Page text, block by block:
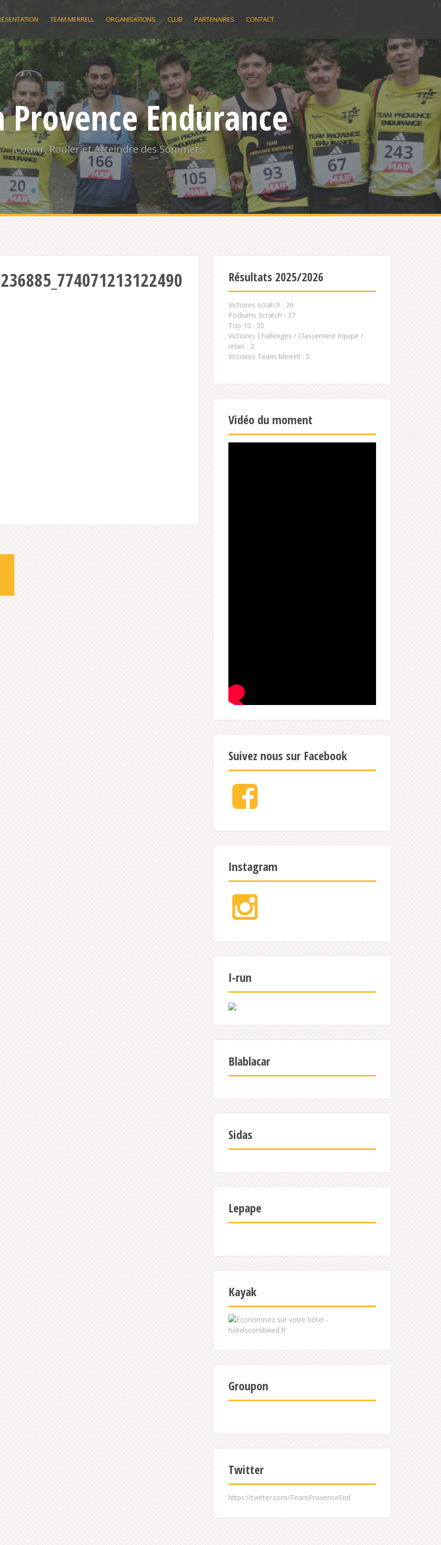
TEAM MERRELL ORGANISATIONS CLUB PARTENAIRES CONTACT
Provence Endurance
Courir, Rouler et Atteindre des Sommets.
Résultats 2025/2026
Victoires scratch : 26
Podiums Scratch : 37
Top 10 : 35
Victoires Challenges / Classement équipe /
relais : 2
Victoires Team Merrell : 5
Vidéo du moment
Suivez nous sur Facebook
Facebook
Instagram
Instagram
I-run
Blablacar
Sidas
Lepape
Kayak
Groupon
Twitter
https://twitter.com/TeamProvenceEnd